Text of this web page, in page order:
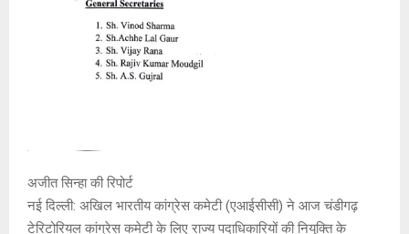
अजीत सिन्हा की रिपोर्ट
नई दिल्ली: अखिल भारतीय कांग्रेस कमेटी (एआईसीसी) ने आज चंडीगढ़
टेरिटोरियल कांग्रेस कमेटी के लिए राज्य पदाधिकारियों की नियुक्ति के